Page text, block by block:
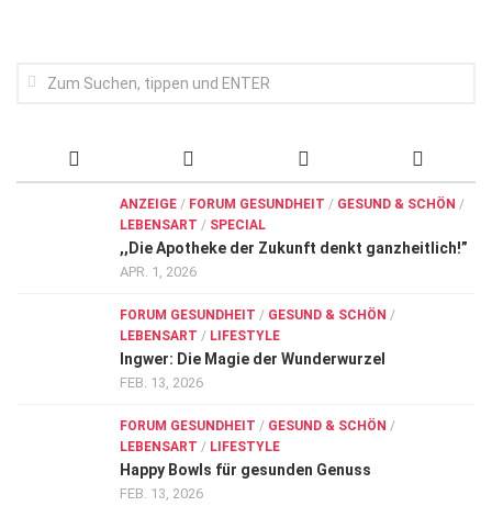
Innovationen
Kampf gegen Krebs
ANZEIGE / FORUM GESUNDHEIT / GESUND & SCHÖN /
LEBENSART / SPECIAL
,,Die Apotheke der Zukunft denkt ganzheitlich!”
APR. 1, 2026
FORUM GESUNDHEIT / GESUND & SCHÖN /
LEBENSART / LIFESTYLE
Ingwer: Die Magie der Wunderwurzel
FEB. 13, 2026
FORUM GESUNDHEIT / GESUND & SCHÖN /
LEBENSART / LIFESTYLE
Happy Bowls für gesunden Genuss
FEB. 13, 2026